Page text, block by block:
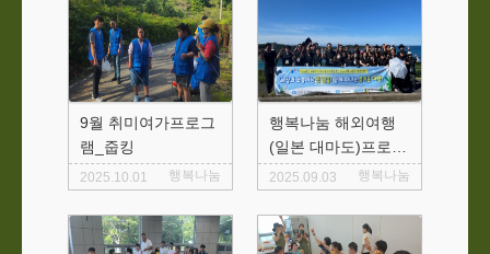
9월 취미여가프로그
램_줍킹
2025.10.01 행복나눔
행복나눔 해외여행
(일본 대마도)프로그
램 진행
2025.09.03 행복나눔